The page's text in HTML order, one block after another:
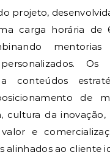
projeto,
carga horária de
Os
conteúdos
de
cultura da
e
alinhados ao cliente